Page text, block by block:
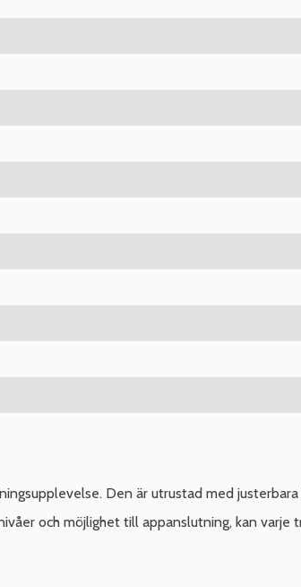
Den är utrustad med
och möjlighet till appanslutning, kan varje